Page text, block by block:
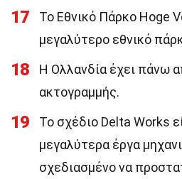
17
Το Εθνικό Πάρκο Hoge
μεγαλύτερο εθνικό
18
Η Ολλανδία έχει πάνω
ακτογραμμής.
19
Το σχέδιο Delta Works
μεγαλύτερα έργα
σχεδιασμένο να